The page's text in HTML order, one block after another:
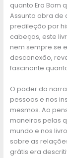
quanto Era Bom
Assunto obra de
predileção por
cabeças, este
nem sempre se
desconexão,
fascinante
O poder da
pessoas e nos
mesmos. Ao
maneiras pelas
mundo e nos
sobre as
grátis era